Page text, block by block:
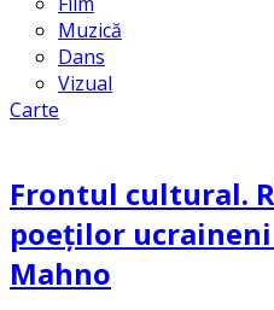
Muzică
Dans
Vizual
Carte
Frontul cultural.
poeților
Mahno